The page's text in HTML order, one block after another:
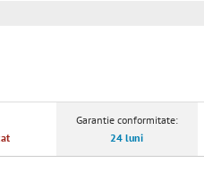
Garantie conformitate:
24 luni